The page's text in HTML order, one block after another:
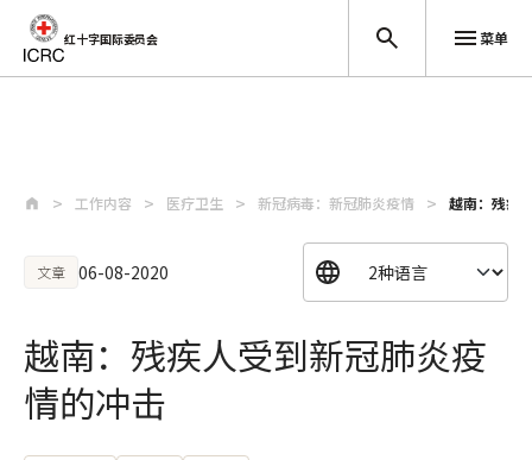
红十字国际委员会 菜单
工作内容 医疗卫生 新冠病毒：新冠肺炎疫情 越南：残疾
文章 06-08-2020
越南：残疾人受到新冠肺炎疫
情的冲击